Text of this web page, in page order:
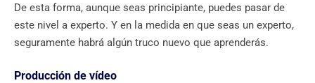
De esta forma, aunque seas principiante, puedes pasar de
este nivel a experto. Y en la medida en que seas un experto,
seguramente habrá algún truco nuevo que aprenderás.
Producción de vídeo